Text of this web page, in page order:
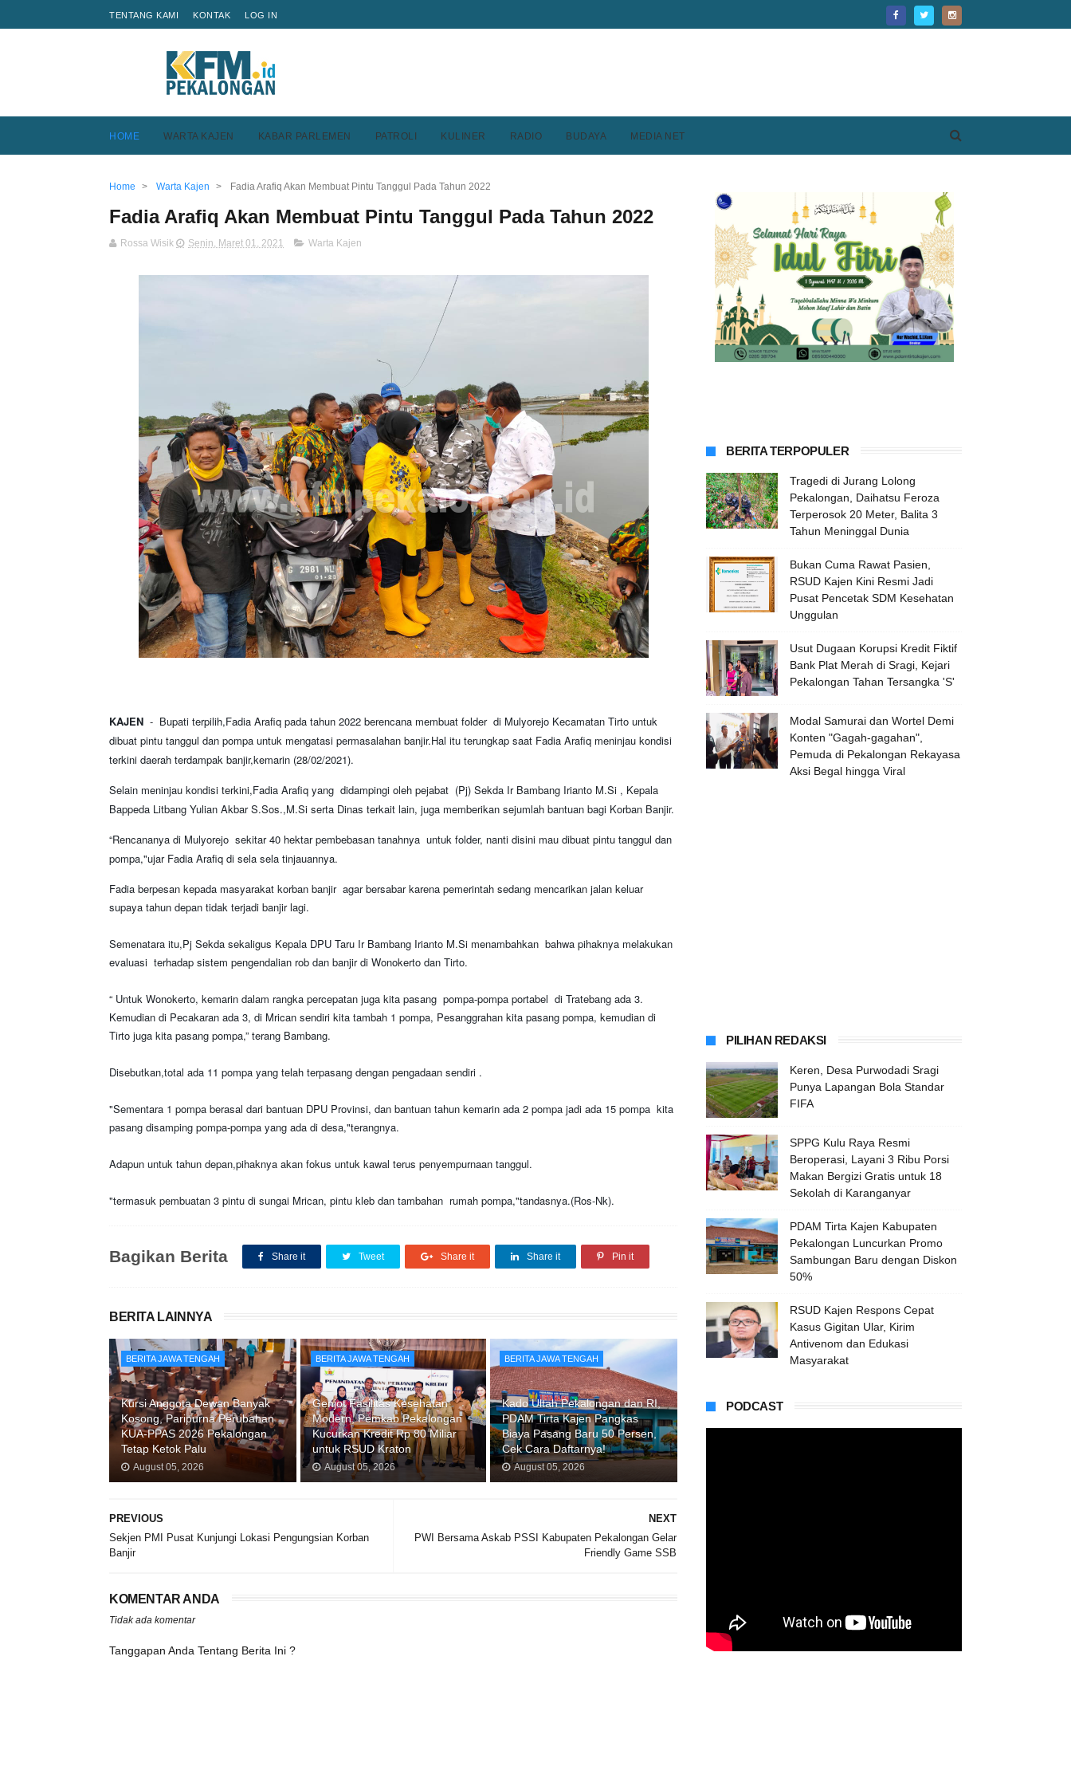
TENTANG KAMI KONTAK LOG IN
HOME WARTA KAJEN KABAR PARLEMEN PATROLI KULINER RADIO BUDAYA MEDIA NET
Home > Warta Kajen > Fadia Arafiq Akan Membuat Pintu Tanggul Pada Tahun 2022
Fadia Arafiq Akan Membuat Pintu Tanggul Pada Tahun 2022
Rossa Wisik Senin, Maret 01, 2021 Warta Kajen
KAJEN - Bupati terpilih,Fadia Arafiq pada tahun 2022 berencana membuat folder di Mulyorejo Kecamatan Tirto untuk
dibuat pintu tanggul dan pompa untuk mengatasi permasalahan banjir.Hal itu terungkap saat Fadia Arafiq meninjau kondisi
terkini daerah terdampak banjir,kemarin (28/02/2021).
Selain meninjau kondisi terkini,Fadia Arafiq yang didampingi oleh pejabat (Pj) Sekda Ir Bambang Irianto M.Si , Kepala
Bappeda Litbang Yulian Akbar S.Sos.,M.Si serta Dinas terkait lain, juga memberikan sejumlah bantuan bagi Korban Banjir.
“Rencananya di Mulyorejo sekitar 40 hektar pembebasan tanahnya untuk folder, nanti disini mau dibuat pintu tanggul dan
pompa,"ujar Fadia Arafiq di sela sela tinjauannya.
Fadia berpesan kepada masyarakat korban banjir agar bersabar karena pemerintah sedang mencarikan jalan keluar
supaya tahun depan tidak terjadi banjir lagi.
Semenatara itu,Pj Sekda sekaligus Kepala DPU Taru Ir Bambang Irianto M.Si menambahkan bahwa pihaknya melakukan
evaluasi terhadap sistem pengendalian rob dan banjir di Wonokerto dan Tirto.
“ Untuk Wonokerto, kemarin dalam rangka percepatan juga kita pasang pompa-pompa portabel di Tratebang ada 3.
Kemudian di Pecakaran ada 3, di Mrican sendiri kita tambah 1 pompa, Pesanggrahan kita pasang pompa, kemudian di
Tirto juga kita pasang pompa,” terang Bambang.
Disebutkan,total ada 11 pompa yang telah terpasang dengan pengadaan sendiri .
"Sementara 1 pompa berasal dari bantuan DPU Provinsi, dan bantuan tahun kemarin ada 2 pompa jadi ada 15 pompa kita
pasang disamping pompa-pompa yang ada di desa,"terangnya.
Adapun untuk tahun depan,pihaknya akan fokus untuk kawal terus penyempurnaan tanggul.
"termasuk pembuatan 3 pintu di sungai Mrican, pintu kleb dan tambahan rumah pompa,"tandasnya.(Ros-Nk).
Bagikan Berita Share it Tweet Share it Share it Pin it
BERITA LAINNYA
BERITA JAWA TENGAH
Kursi Anggota Dewan Banyak
Kosong, Paripurna Perubahan
KUA-PPAS 2026 Pekalongan
Tetap Ketok Palu
August 05, 2026
BERITA JAWA TENGAH
Genjot Fasilitas Kesehatan
Modern, Pemkab Pekalongan
Kucurkan Kredit Rp 80 Miliar
untuk RSUD Kraton
August 05, 2026
BERITA JAWA TENGAH
Kado Ultah Pekalongan dan RI,
PDAM Tirta Kajen Pangkas
Biaya Pasang Baru 50 Persen,
Cek Cara Daftarnya!
August 05, 2026
NEXT
PWI Bersama Askab PSSI Kabupaten Pekalongan Gelar
Friendly Game SSB
PREVIOUS
Sekjen PMI Pusat Kunjungi Lokasi Pengungsian Korban
Banjir
KOMENTAR ANDA
Tidak ada komentar
Tanggapan Anda Tentang Berita Ini ?
BERITA TERPOPULER
Tragedi di Jurang Lolong
Pekalongan, Daihatsu Feroza
Terperosok 20 Meter, Balita 3
Tahun Meninggal Dunia
Bukan Cuma Rawat Pasien,
RSUD Kajen Kini Resmi Jadi
Pusat Pencetak SDM Kesehatan
Unggulan
Usut Dugaan Korupsi Kredit Fiktif
Bank Plat Merah di Sragi, Kejari
Pekalongan Tahan Tersangka 'S'
Modal Samurai dan Wortel Demi
Konten "Gagah-gagahan",
Pemuda di Pekalongan Rekayasa
Aksi Begal hingga Viral
PILIHAN REDAKSI
Keren, Desa Purwodadi Sragi
Punya Lapangan Bola Standar
FIFA
SPPG Kulu Raya Resmi
Beroperasi, Layani 3 Ribu Porsi
Makan Bergizi Gratis untuk 18
Sekolah di Karanganyar
PDAM Tirta Kajen Kabupaten
Pekalongan Luncurkan Promo
Sambungan Baru dengan Diskon
50%
RSUD Kajen Respons Cepat
Kasus Gigitan Ular, Kirim
Antivenom dan Edukasi
Masyarakat
PODCAST